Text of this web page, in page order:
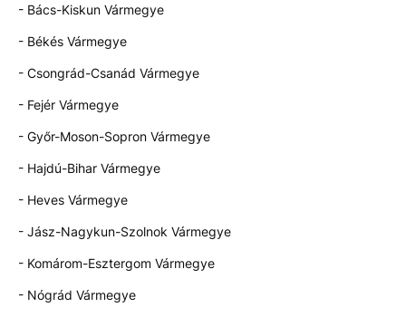
- Bács-Kiskun Vármegye
- Békés Vármegye
- Csongrád-Csanád Vármegye
- Fejér Vármegye
- Győr-Moson-Sopron Vármegye
- Hajdú-Bihar Vármegye
- Heves Vármegye
- Jász-Nagykun-Szolnok Vármegye
- Komárom-Esztergom Vármegye
- Nógrád Vármegye